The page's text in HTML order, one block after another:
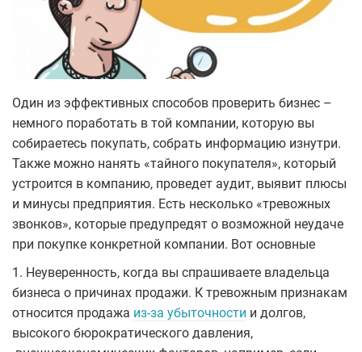
Один из эффективных способов проверить бизнес –
немного поработать в той компании, которую вы
собираетесь покупать, собрать информацию изнутри.
Также можно нанять «тайного покупателя», который
устроится в компанию, проведет аудит, выявит плюсы
и минусы предприятия. Есть несколько «тревожных
звонков», которые предупредят о возможной неудаче
при покупке конкретной компании. Вот основные
1. Неуверенность, когда вы спрашиваете владельца
бизнеса о причинах продажи. К тревожным признакам
относится продажа из-за убыточности и долгов,
высокого бюрократического давления,